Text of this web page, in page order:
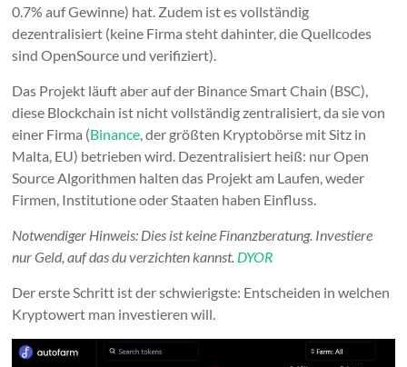
0.7% auf Gewinne) hat. Zudem ist es vollständig
dezentralisiert (keine Firma steht dahinter, die Quellcodes
sind OpenSource und verifiziert).
Das Projekt läuft aber auf der Binance Smart Chain (BSC),
diese Blockchain ist nicht vollständig zentralisiert, da sie von
einer Firma (Binance, der größten Kryptobörse mit Sitz in
Malta, EU) betrieben wird. Dezentralisiert heiß: nur Open
Source Algorithmen halten das Projekt am Laufen, weder
Firmen, Institutione oder Staaten haben Einfluss.
Notwendiger Hinweis: Dies ist keine Finanzberatung. Investiere
nur Geld, auf das du verzichten kannst. DYOR
Der erste Schritt ist der schwierigste: Entscheiden in welchen
Kryptowert man investieren will.